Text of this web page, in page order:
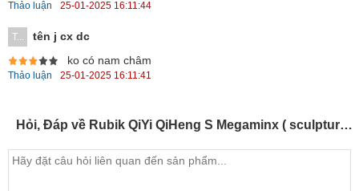
Thảo luận 25-01-2025 16:11:44
T...
tên j cx dc
ko có nam châm
Thảo luận 25-01-2025 16:11:41
Hỏi, Đáp về Rubik QiYi QiHeng S Megaminx ( sculpture ) stickerless (QYQHS03)